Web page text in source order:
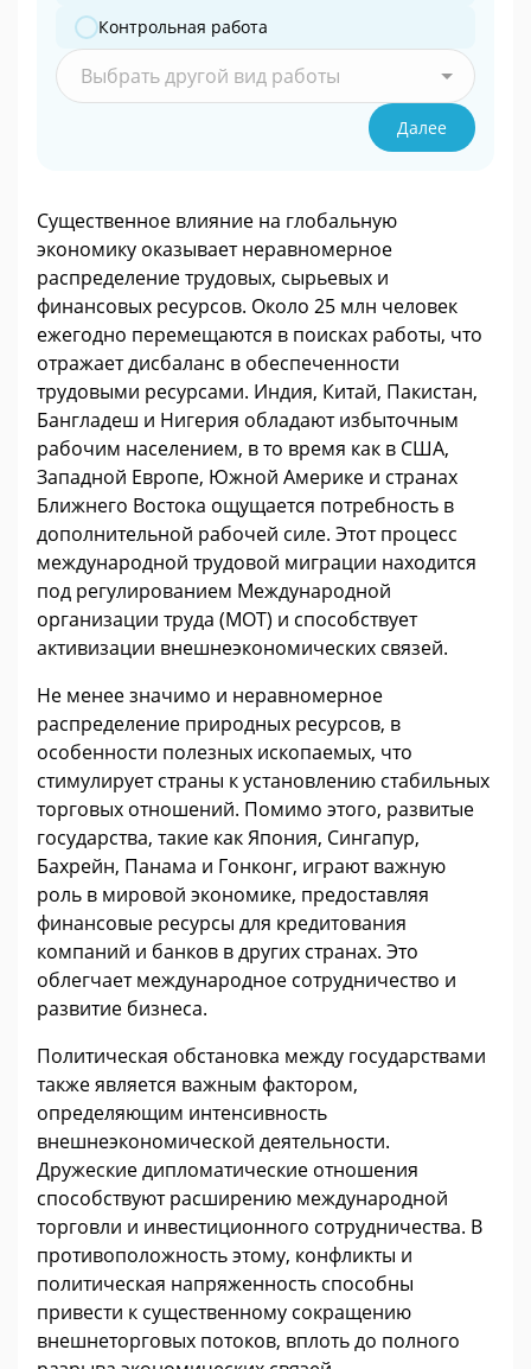
Контрольная работа
Выбрать другой вид работы
Далее
Существенное влияние на глобальную
экономику оказывает неравномерное
распределение трудовых, сырьевых и
финансовых ресурсов. Около 25 млн человек
ежегодно перемещаются в поисках работы, что
отражает дисбаланс в обеспеченности
трудовыми ресурсами. Индия, Китай, Пакистан,
Бангладеш и Нигерия обладают избыточным
рабочим населением, в то время как в США,
Западной Европе, Южной Америке и странах
Ближнего Востока ощущается потребность в
дополнительной рабочей силе. Этот процесс
международной трудовой миграции находится
под регулированием Международной
организации труда (МОТ) и способствует
активизации внешнеэкономических связей.
Не менее значимо и неравномерное
распределение природных ресурсов, в
особенности полезных ископаемых, что
стимулирует страны к установлению стабильных
торговых отношений. Помимо этого, развитые
государства, такие как Япония, Сингапур,
Бахрейн, Панама и Гонконг, играют важную
роль в мировой экономике, предоставляя
финансовые ресурсы для кредитования
компаний и банков в других странах. Это
облегчает международное сотрудничество и
развитие бизнеса.
Политическая обстановка между государствами
также является важным фактором,
определяющим интенсивность
внешнеэкономической деятельности.
Дружеские дипломатические отношения
способствуют расширению международной
торговли и инвестиционного сотрудничества. В
противоположность этому, конфликты и
политическая напряженность способны
привести к существенному сокращению
внешнеторговых потоков, вплоть до полного